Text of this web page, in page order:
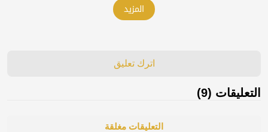
المزيد
اترك تعليق
التعليقات (9)
التعليقات مغلقة